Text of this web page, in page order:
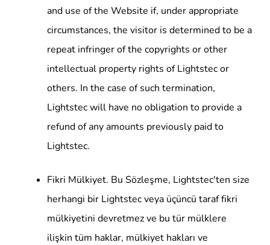
and use of the Website if, under appropriate
circumstances, the visitor is determined to be a
repeat infringer of the copyrights or other
intellectual property rights of Lightstec or
others. In the case of such termination,
Lightstec will have no obligation to provide a
refund of any amounts previously paid to
Lightstec.
Fikri Mülkiyet. Bu Sözleşme, Lightstec'ten size
herhangi bir Lightstec veya üçüncü taraf fikri
mülkiyetini devretmez ve bu tür mülklere
ilişkin tüm haklar, mülkiyet hakları ve